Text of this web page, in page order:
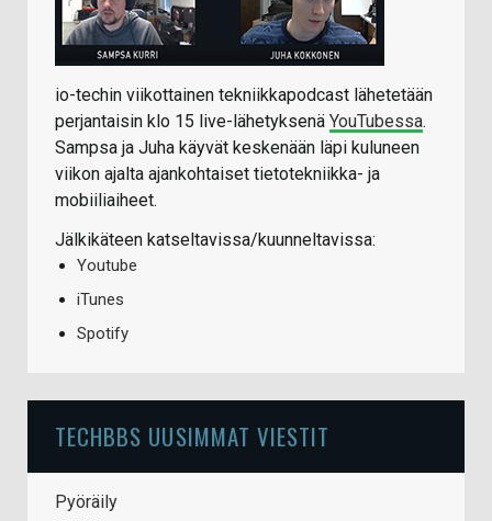
io-techin viikottainen tekniikkapodcast lähetetään
perjantaisin klo 15 live-lähetyksenä YouTubessa.
Sampsa ja Juha käyvät keskenään läpi kuluneen
viikon ajalta ajankohtaiset tietotekniikka- ja
mobiiliaiheet.
Jälkikäteen katseltavissa/kuunneltavissa:
Youtube
iTunes
Spotify
TECHBBS UUSIMMAT VIESTIT
Pyöräily